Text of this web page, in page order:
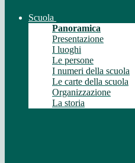
Scuola
Panoramica
Presentazione
I luoghi
Le persone
I numeri della scuola
Le carte della scuola
Organizzazione
La storia